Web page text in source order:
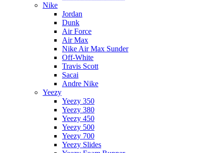
Nike
Jordan
Dunk
Air Force
Air Max
Nike Air Max Sunder
Off-White
Travis Scott
Sacai
Andre Nike
Yeezy
Yeezy 350
Yeezy 380
Yeezy 450
Yeezy 500
Yeezy 700
Yeezy Slides